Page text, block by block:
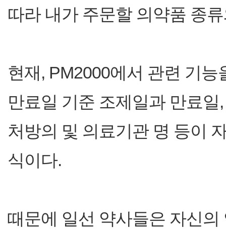
따라 내가 주문할 의약품 종
현재, PM2000에서 관련 기
만료일 기준 조제일과 만료
처방의 및 의료기관 명 등이
식이다.
때문에 일선 약사들은 자신